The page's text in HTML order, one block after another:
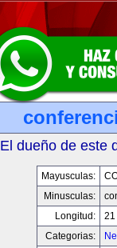
El dueño de este
Mayusculas:
Minusculas:
Longitud:
21
Categorias: